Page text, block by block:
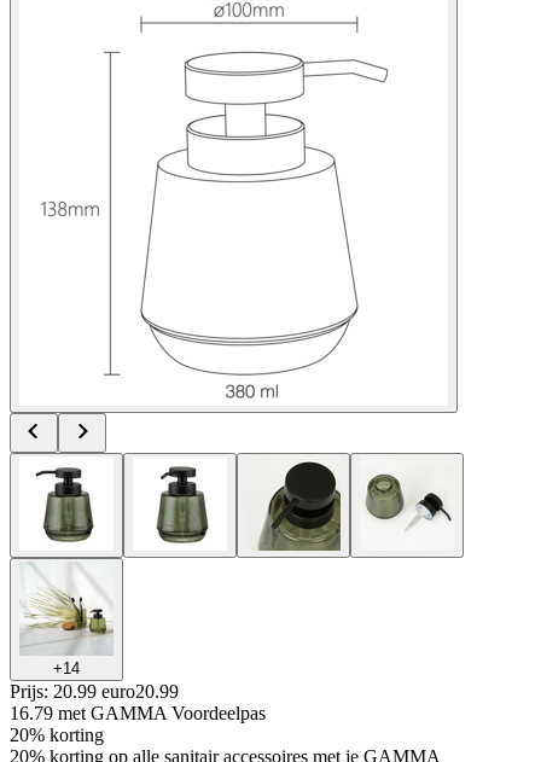
+14
Prijs: 20.99 euro20.99
16.79 met GAMMA Voordeelpas
20% korting
20% korting op alle sanitair accessoires met je GAMMA